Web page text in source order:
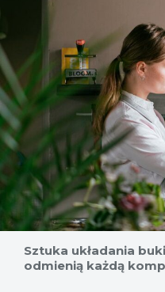
Sztuka układania
odmienią każdą